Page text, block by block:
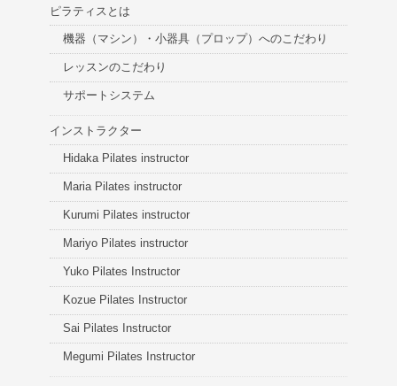
ピラティスとは
機器（マシン）・小器具（プロップ）へのこだわり
レッスンのこだわり
サポートシステム
インストラクター
Hidaka Pilates instructor
Maria Pilates instructor
Kurumi Pilates instructor
Mariyo Pilates instructor
Yuko Pilates Instructor
Kozue Pilates Instructor
Sai Pilates Instructor
Megumi Pilates Instructor